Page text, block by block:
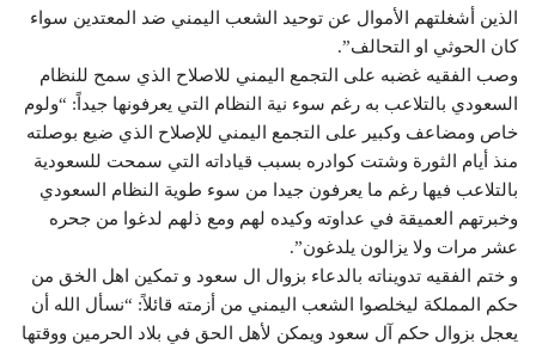
الذين أشغلتهم الأموال عن توحيد الشعب اليمني ضد المعتدين سواء
كان الحوثي او التحالف”.
وصب الفقيه غضبه على التجمع اليمني للاصلاح الذي سمح للنظام
السعودي بالتلاعب به رغم سوء نية النظام التي يعرفونها جيداً: “ولوم
خاص ومضاعف وكبير على التجمع اليمني للإصلاح الذي ضيع بوصلته
منذ أيام الثورة وشتت كوادره بسبب قياداته التي سمحت للسعودية
بالتلاعب فيها رغم ما يعرفون جيدا من سوء طوية النظام السعودي
وخبرتهم العميقة في عداوته وكيده لهم ومع ذلهم لدغوا من جحره
عشر مرات ولا يزالون يلدغون”.
و ختم الفقيه تدويناته بالدعاء بزوال ال سعود و تمكين اهل الخق من
حكم المملكة ليخلصوا الشعب اليمني من أزمته قائلاً: “نسأل الله أن
يعجل بزوال حكم آل سعود ويمكن لأهل الحق في بلاد الحرمين ووقتها